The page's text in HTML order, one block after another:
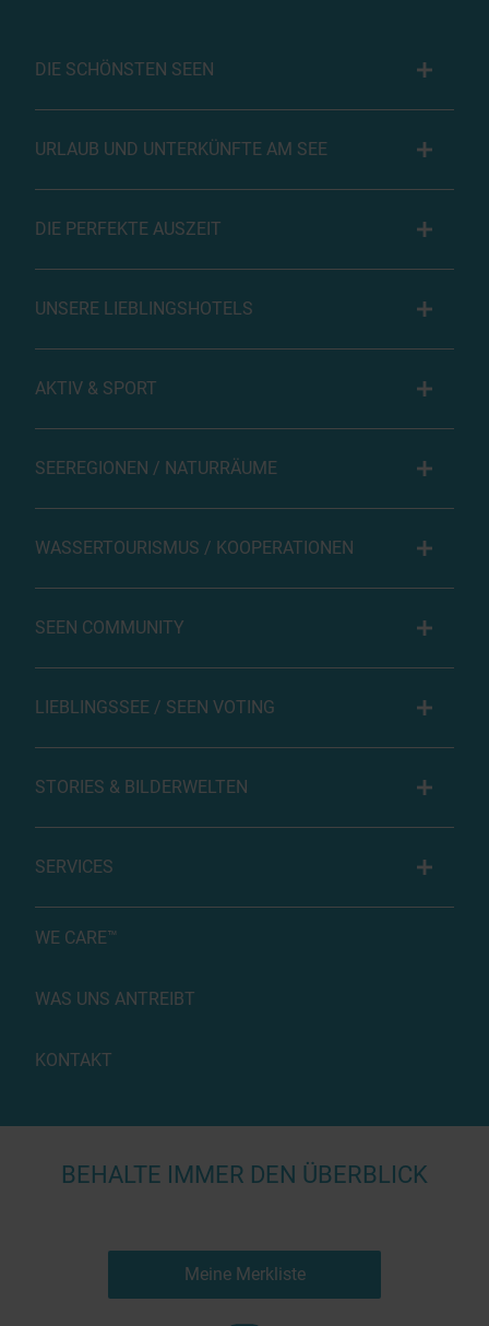
DIE SCHÖNSTEN SEEN
URLAUB UND UNTERKÜNFTE AM SEE
DIE PERFEKTE AUSZEIT
UNSERE LIEBLINGSHOTELS
AKTIV & SPORT
SEEREGIONEN / NATURRÄUME
WASSERTOURISMUS / KOOPERATIONEN
SEEN COMMUNITY
LIEBLINGSSEE / SEEN VOTING
STORIES & BILDERWELTEN
SERVICES
WE CARE™
WAS UNS ANTREIBT
KONTAKT
BEHALTE IMMER DEN ÜBERBLICK
Meine Merkliste